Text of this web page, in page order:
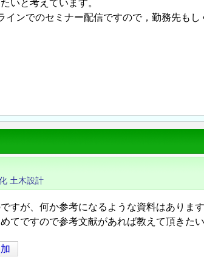
いと考えています。
ンでのセミナー配信ですので，勤務先もし
土木設計
すが、何か参考になるような資料はありま
てですので参考文献があれば教えて頂きたい